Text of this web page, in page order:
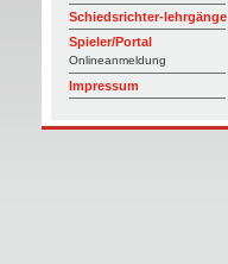
Schiedsrichter-lehrgänge
Spieler/Portal
Onlineanmeldung
Impressum